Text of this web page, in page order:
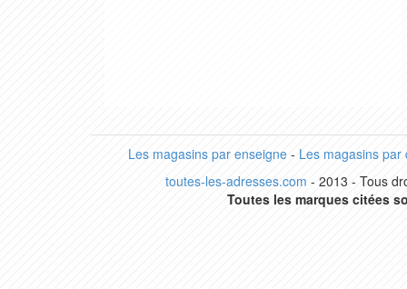
Les magasins par enseigne- Les magasins par
toutes-les-adresses.com - 2013 - Tous
Toutes les marques citées